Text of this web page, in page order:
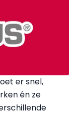
er snel,
én ze